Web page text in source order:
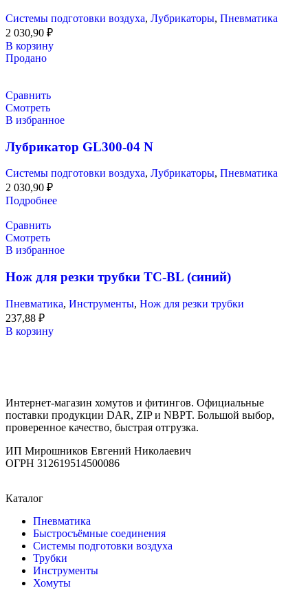
Системы подготовки воздуха, Лубрикаторы, Пневматика
2 030,90 ₽
В корзину
Продано
Сравнить
Смотреть
В избранное
Лубрикатор GL300-04 N
Системы подготовки воздуха, Лубрикаторы, Пневматика
2 030,90 ₽
Подробнее
Сравнить
Смотреть
В избранное
Нож для резки трубки TC-BL (синий)
Пневматика, Инструменты, Нож для резки трубки
237,88 ₽
В корзину
Интернет-магазин хомутов и фитингов. Официальные
поставки продукции DAR, ZIP и NBPT. Большой выбор,
проверенное качество, быстрая отгрузка.
ИП Мирошников Евгений Николаевич
ОГРН 312619514500086
Каталог
Пневматика
Быстросъёмные соединения
Системы подготовки воздуха
Трубки
Инструменты
Хомуты